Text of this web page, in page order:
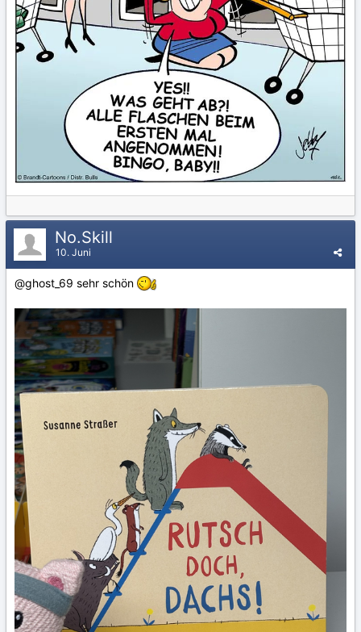
No.Skill
10. Juni
@ghost_69 sehr schön